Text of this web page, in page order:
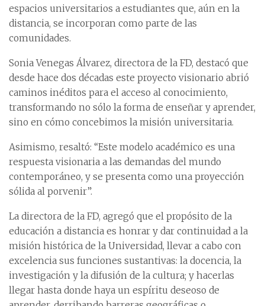
espacios universitarios a estudiantes que, aún en la
distancia, se incorporan como parte de las
comunidades.
Sonia Venegas Álvarez, directora de la FD, destacó que
desde hace dos décadas este proyecto visionario abrió
caminos inéditos para el acceso al conocimiento,
transformando no sólo la forma de enseñar y aprender,
sino en cómo concebimos la misión universitaria.
Asimismo, resaltó: “Este modelo académico es una
respuesta visionaria a las demandas del mundo
contemporáneo, y se presenta como una proyección
sólida al porvenir”.
La directora de la FD, agregó que el propósito de la
educación a distancia es honrar y dar continuidad a la
misión histórica de la Universidad, llevar a cabo con
excelencia sus funciones sustantivas: la docencia, la
investigación y la difusión de la cultura; y hacerlas
llegar hasta donde haya un espíritu deseoso de